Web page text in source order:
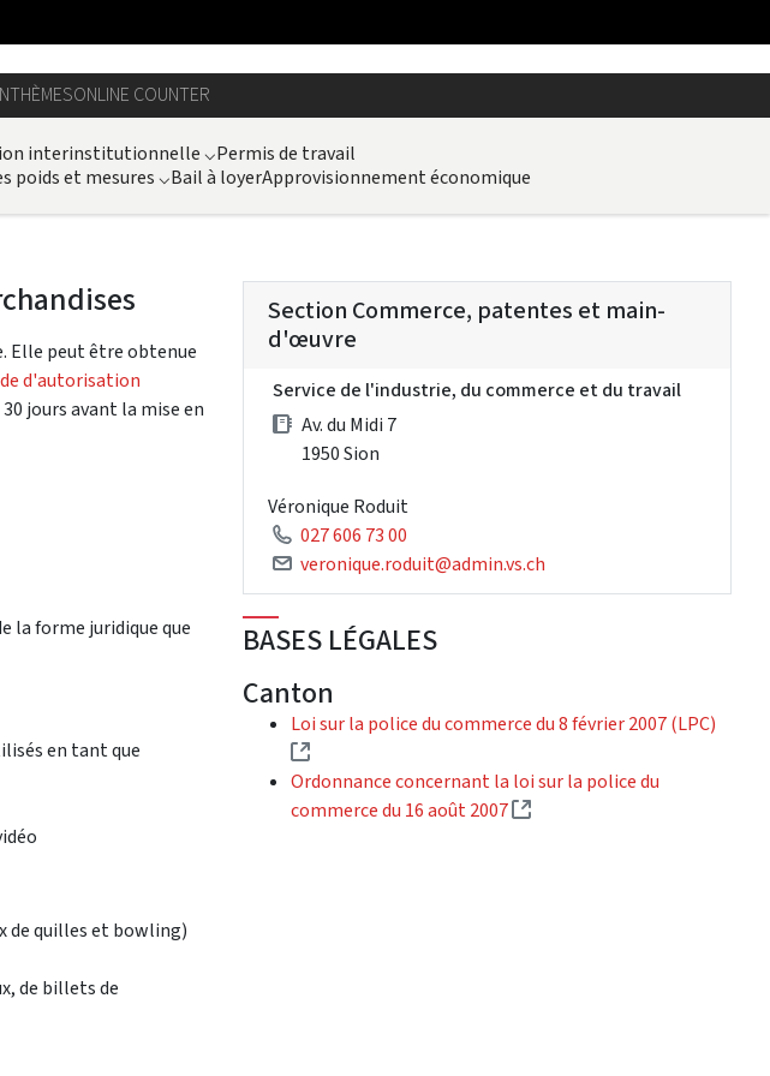
THÈMESONLINE COUNTER
interinstitutionnelle ⌵Permis de travail
poids et mesures ⌵Bail à loyerApprovisionnement économique
Elle peut être obtenue
d'autorisation
jours avant la mise en
la forme juridique que
en tant que
de quilles et bowling)
de billets de
Section Commerce, patentes et main-
d'œuvre
Service de l'industrie, du commerce et du travail
Av. du Midi 7
1950 Sion
Véronique Roduit
027 606 73 00
veronique.roduit@admin.vs.ch
BASES LÉGALES
Canton
Loi sur la police du commerce du 8 février 2007 (LPC)
(External link)
Ordonnance concernant la loi sur la police du
commerce du 16 août 2007
(External link)